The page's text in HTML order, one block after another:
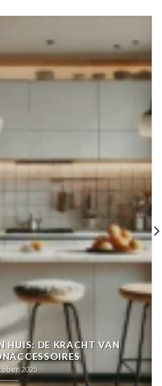
HUIS: DE KRACHT VAN
2025